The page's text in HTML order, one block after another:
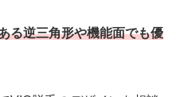
る逆三角形や機能面でも優